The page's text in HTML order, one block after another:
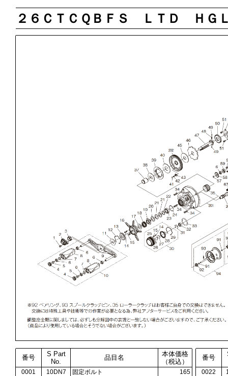
２６ＣＴＣＱＢＦＳ ＬＴＤ ＨＧ
番号
S Part
No.
品目名
本体価格
（税込）
番号
0001 10DN7 固定ボルト 165 0022